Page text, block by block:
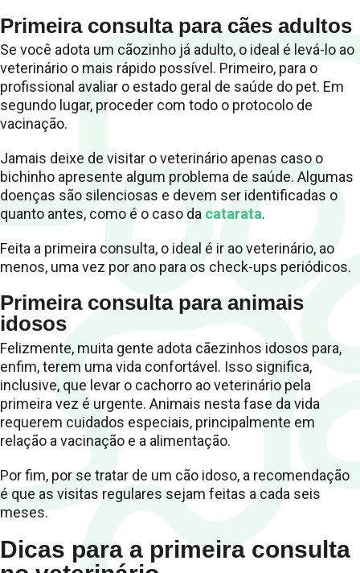
Primeira consulta para cães adultos
Se você adota um cãozinho já adulto, o ideal é levá-lo ao
veterinário o mais rápido possível. Primeiro, para o
profissional avaliar o estado geral de saúde do pet. Em
segundo lugar, proceder com todo o protocolo de
vacinação.
Jamais deixe de visitar o veterinário apenas caso o
bichinho apresente algum problema de saúde. Algumas
doenças são silenciosas e devem ser identificadas o
quanto antes, como é o caso da catarata.
Feita a primeira consulta, o ideal é ir ao veterinário, ao
menos, uma vez por ano para os check-ups periódicos.
Primeira consulta para animais
idosos
Felizmente, muita gente adota cãezinhos idosos para,
enfim, terem uma vida confortável. Isso significa,
inclusive, que levar o cachorro ao veterinário pela
primeira vez é urgente. Animais nesta fase da vida
requerem cuidados especiais, principalmente em
relação a vacinação e a alimentação.
Por fim, por se tratar de um cão idoso, a recomendação
é que as visitas regulares sejam feitas a cada seis
meses.
Dicas para a primeira consulta